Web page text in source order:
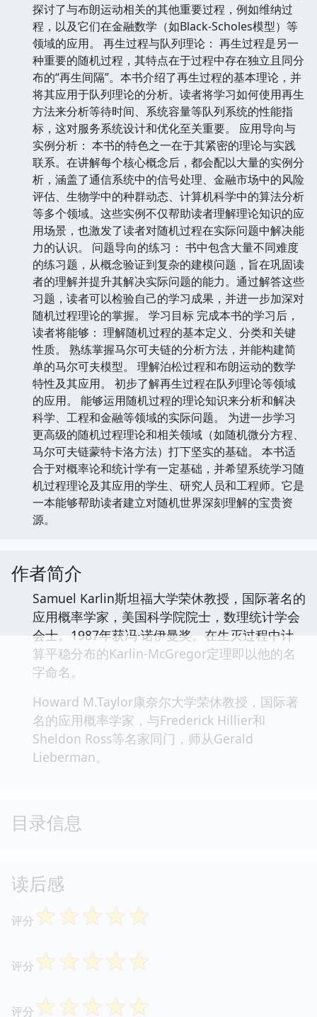
探讨了与布朗运动相关的其他重要过程，例如维纳过
程，以及它们在金融数学（如Black-Scholes模型）等
领域的应用。 再生过程与队列理论： 再生过程是另一
种重要的随机过程，其特点在于过程中存在独立且同分
布的“再生间隔”。本书介绍了再生过程的基本理论，并
将其应用于队列理论的分析。读者将学习如何使用再生
方法来分析等待时间、系统容量等队列系统的性能指
标，这对服务系统设计和优化至关重要。 应用导向与
实例分析： 本书的特色之一在于其紧密的理论与实践
联系。在讲解每个核心概念后，都会配以大量的实例分
析，涵盖了通信系统中的信号处理、金融市场中的风险
评估、生物学中的种群动态、计算机科学中的算法分析
等多个领域。这些实例不仅帮助读者理解理论知识的应
用场景，也激发了读者对随机过程在实际问题中解决能
力的认识。 问题导向的练习： 书中包含大量不同难度
的练习题，从概念验证到复杂的建模问题，旨在巩固读
者的理解并提升其解决实际问题的能力。通过解答这些
习题，读者可以检验自己的学习成果，并进一步加深对
随机过程理论的掌握。 学习目标 完成本书的学习后，
读者将能够： 理解随机过程的基本定义、分类和关键
性质。 熟练掌握马尔可夫链的分析方法，并能构建简
单的马尔可夫模型。 理解泊松过程和布朗运动的数学
特性及其应用。 初步了解再生过程在队列理论等领域
的应用。 能够运用随机过程的理论知识来分析和解决
科学、工程和金融等领域的实际问题。 为进一步学习
更高级的随机过程理论和相关领域（如随机微分方程、
马尔可夫链蒙特卡洛方法）打下坚实的基础。 本书适
合于对概率论和统计学有一定基础，并希望系统学习随
机过程理论及其应用的学生、研究人员和工程师。它是
一本能够帮助读者建立对随机世界深刻理解的宝贵资
源。
作者简介
Samuel Karlin斯坦福大学荣休教授，国际著名的
应用概率学家，美国科学院院士，数理统计学会
会士。1987年获冯·诺伊曼奖。在生灭过程中计
算平稳分布的Karlin-McGregor定理即以他的名
字命名。
Howard M.Taylor康奈尔大学荣休教授，国际著
名的应用概率学家，与Frederick Hillier和
Sheldon Ross等名家同门，师从Gerald
Lieberman。
目录信息
读后感
评分 ☆☆☆☆☆
评分 ☆☆☆☆☆
评分 ☆☆☆☆☆